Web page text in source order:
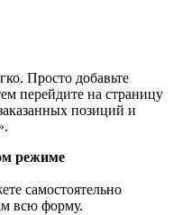
Просто добавьте
перейдите на страницу
позиций и
режиме
самостоятельно
всю форму.